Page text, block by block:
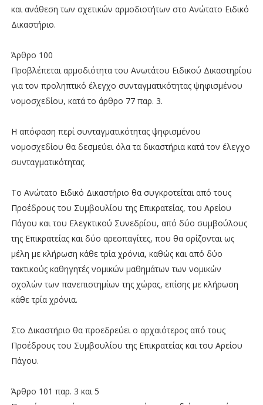
και ανάθεση των σχετικών αρμοδιοτήτων στο Ανώτατο Ειδικό
Δικαστήριο.
Άρθρο 100
Προβλέπεται αρμοδιότητα του Ανωτάτου Ειδικού Δικαστηρίου
για τον προληπτικό έλεγχο συνταγματικότητας ψηφισμένου
νομοσχεδίου, κατά το άρθρο 77 παρ. 3.
Η απόφαση περί συνταγματικότητας ψηφισμένου
νομοσχεδίου θα δεσμεύει όλα τα δικαστήρια κατά τον έλεγχο
συνταγματικότητας.
Το Ανώτατο Ειδικό Δικαστήριο θα συγκροτείται από τους
Προέδρους του Συμβουλίου της Επικρατείας, του Αρείου
Πάγου και του Ελεγκτικού Συνεδρίου, από δύο συμβούλους
της Επικρατείας και δύο αρεοπαγίτες, που θα ορίζονται ως
μέλη με κλήρωση κάθε τρία χρόνια, καθώς και από δύο
τακτικούς καθηγητές νομικών μαθημάτων των νομικών
σχολών των πανεπιστημίων της χώρας, επίσης με κλήρωση
κάθε τρία χρόνια.
Στο Δικαστήριο θα προεδρεύει ο αρχαιότερος από τους
Προέδρους του Συμβουλίου της Επικρατείας και του Αρείου
Πάγου.
Άρθρο 101 παρ. 3 και 5